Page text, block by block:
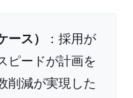
ス）
：採用が
ピードが計画を
削減が実現した